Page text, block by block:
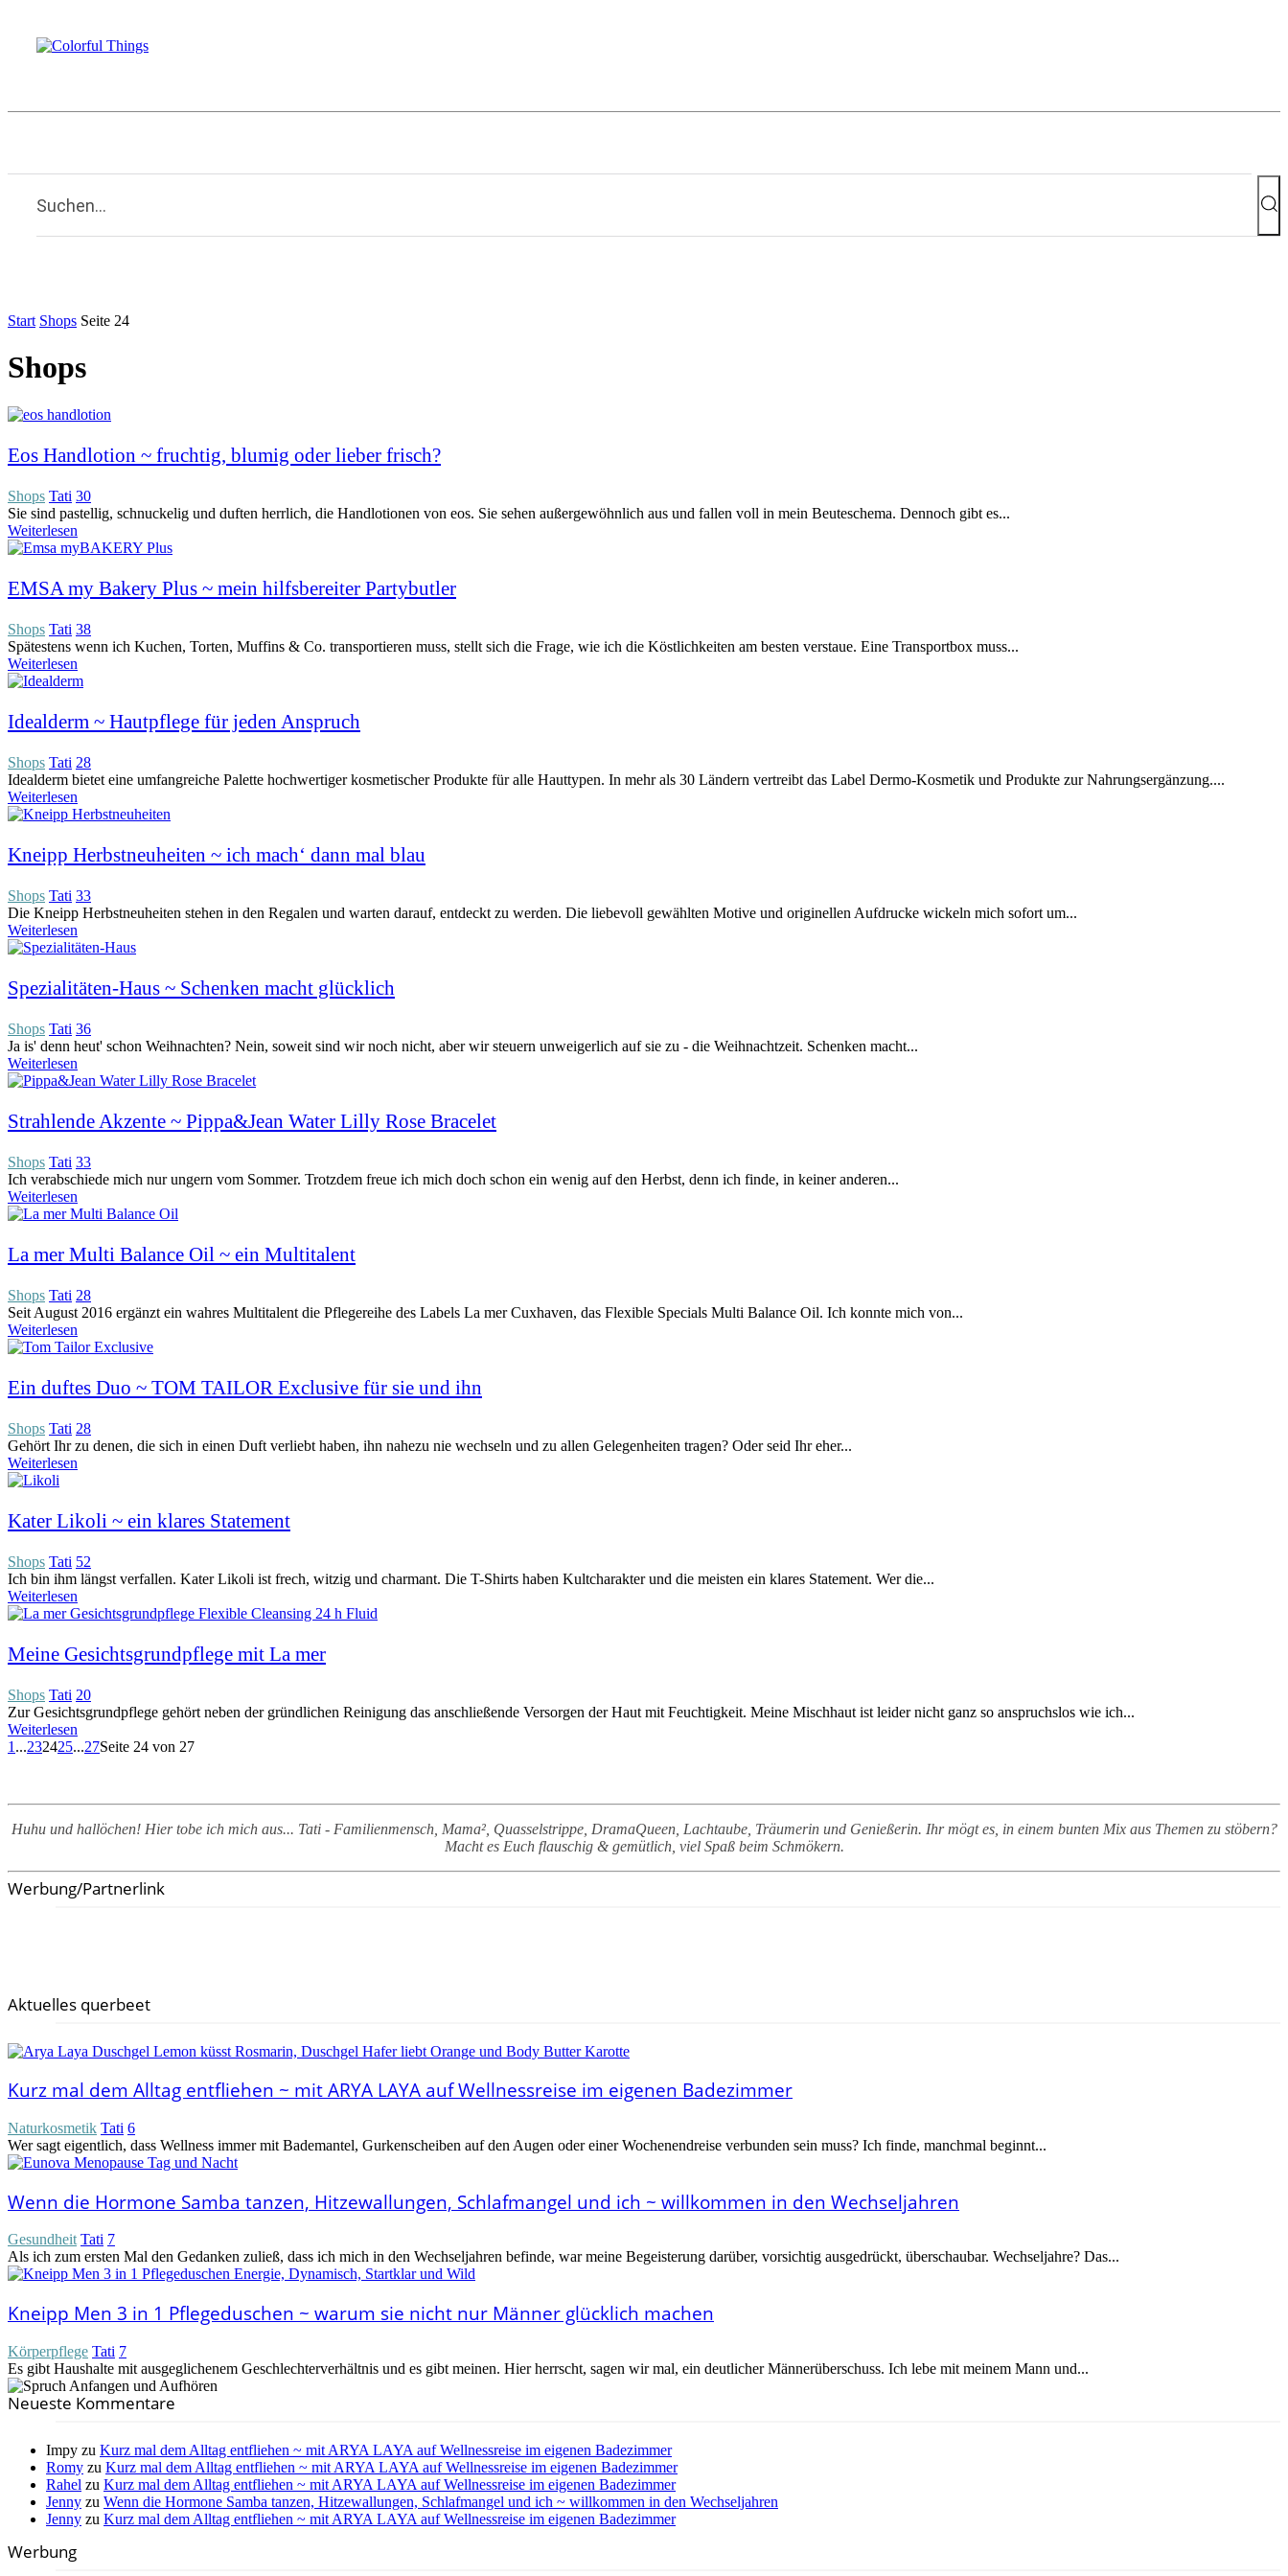
Suchen...
Start Shops Seite 24
Shops
Eos Handlotion ~ fruchtig, blumig oder lieber frisch?
Shops Tati 30
Sie sind pastellig, schnuckelig und duften herrlich, die Handlotionen von eos. Sie sehen außergewöhnlich aus und fallen voll in mein Beuteschema. Dennoch gibt es...
Weiterlesen
EMSA my Bakery Plus ~ mein hilfsbereiter Partybutler
Shops Tati 38
Spätestens wenn ich Kuchen, Torten, Muffins & Co. transportieren muss, stellt sich die Frage, wie ich die Köstlichkeiten am besten verstaue. Eine Transportbox muss...
Weiterlesen
Idealderm ~ Hautpflege für jeden Anspruch
Shops Tati 28
Idealderm bietet eine umfangreiche Palette hochwertiger kosmetischer Produkte für alle Hauttypen. In mehr als 30 Ländern vertreibt das Label Dermo-Kosmetik und Produkte zur Nahrungsergänzung....
Weiterlesen
Kneipp Herbstneuheiten ~ ich mach‘ dann mal blau
Shops Tati 33
Die Kneipp Herbstneuheiten stehen in den Regalen und warten darauf, entdeckt zu werden. Die liebevoll gewählten Motive und originellen Aufdrucke wickeln mich sofort um...
Weiterlesen
Spezialitäten-Haus ~ Schenken macht glücklich
Shops Tati 36
Ja is' denn heut' schon Weihnachten? Nein, soweit sind wir noch nicht, aber wir steuern unweigerlich auf sie zu - die Weihnachtzeit. Schenken macht...
Weiterlesen
Strahlende Akzente ~ Pippa&Jean Water Lilly Rose Bracelet
Shops Tati 33
Ich verabschiede mich nur ungern vom Sommer. Trotzdem freue ich mich doch schon ein wenig auf den Herbst, denn ich finde, in keiner anderen...
Weiterlesen
La mer Multi Balance Oil ~ ein Multitalent
Shops Tati 28
Seit August 2016 ergänzt ein wahres Multitalent die Pflegereihe des Labels La mer Cuxhaven, das Flexible Specials Multi Balance Oil. Ich konnte mich von...
Weiterlesen
Ein duftes Duo ~ TOM TAILOR Exclusive für sie und ihn
Shops Tati 28
Gehört Ihr zu denen, die sich in einen Duft verliebt haben, ihn nahezu nie wechseln und zu allen Gelegenheiten tragen? Oder seid Ihr eher...
Weiterlesen
Kater Likoli ~ ein klares Statement
Shops Tati 52
Ich bin ihm längst verfallen. Kater Likoli ist frech, witzig und charmant. Die T-Shirts haben Kultcharakter und die meisten ein klares Statement. Wer die...
Weiterlesen
Meine Gesichtsgrundpflege mit La mer
Shops Tati 20
Zur Gesichtsgrundpflege gehört neben der gründlichen Reinigung das anschließende Versorgen der Haut mit Feuchtigkeit. Meine Mischhaut ist leider nicht ganz so anspruchslos wie ich...
Weiterlesen
1 ...232425...27Seite 24 von 27
Huhu und hallöchen! Hier tobe ich mich aus... Tati - Familienmensch, Mama², Quasselstrippe, DramaQueen, Lachtaube, Träumerin und Genießerin. Ihr mögt es, in einem bunten Mix aus Themen zu stöbern?
Macht es Euch flauschig & gemütlich, viel Spaß beim Schmökern.
Werbung/Partnerlink
Aktuelles querbeet
Kurz mal dem Alltag entfliehen ~ mit ARYA LAYA auf Wellnessreise im eigenen Badezimmer
Naturkosmetik Tati 6
Wer sagt eigentlich, dass Wellness immer mit Bademantel, Gurkenscheiben auf den Augen oder einer Wochenendreise verbunden sein muss? Ich finde, manchmal beginnt...
Wenn die Hormone Samba tanzen, Hitzewallungen, Schlafmangel und ich ~ willkommen in den Wechseljahren
Gesundheit Tati 7
Als ich zum ersten Mal den Gedanken zuließ, dass ich mich in den Wechseljahren befinde, war meine Begeisterung darüber, vorsichtig ausgedrückt, überschaubar. Wechseljahre? Das...
Kneipp Men 3 in 1 Pflegeduschen ~ warum sie nicht nur Männer glücklich machen
Körperpflege Tati 7
Es gibt Haushalte mit ausgeglichenem Geschlechterverhältnis und es gibt meinen. Hier herrscht, sagen wir mal, ein deutlicher Männerüberschuss. Ich lebe mit meinem Mann und...
Neueste Kommentare
Impy zu Kurz mal dem Alltag entfliehen ~ mit ARYA LAYA auf Wellnessreise im eigenen Badezimmer
Romy zu Kurz mal dem Alltag entfliehen ~ mit ARYA LAYA auf Wellnessreise im eigenen Badezimmer
Rahel zu Kurz mal dem Alltag entfliehen ~ mit ARYA LAYA auf Wellnessreise im eigenen Badezimmer
Jenny zu Wenn die Hormone Samba tanzen, Hitzewallungen, Schlafmangel und ich ~ willkommen in den Wechseljahren
Jenny zu Kurz mal dem Alltag entfliehen ~ mit ARYA LAYA auf Wellnessreise im eigenen Badezimmer
Werbung